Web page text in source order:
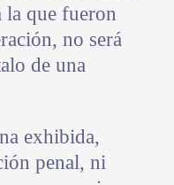
la que fueron
no será
de una
exhibida,
penal, ni